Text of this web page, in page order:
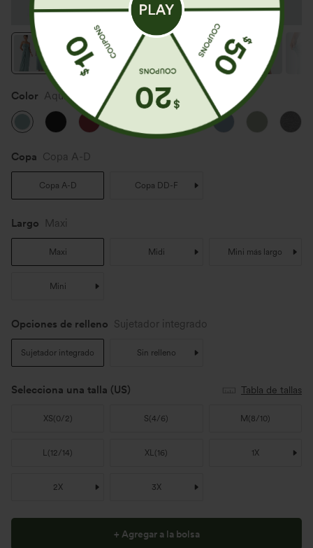
Color Aquifer
Copa Copa A-D
Copa A-D Copa DD-F
Largo Maxi
Maxi Midi Mini más largo
Mini
Opciones de relleno Sujetador integrado
Sujetador integrado Sin relleno
Selecciona una talla (US) Tabla de tallas
XS(0/2) S(4/6) M (8/10)
L(12/14) XL(16) 1X
2X 3X
+ Agregar a la bolsa